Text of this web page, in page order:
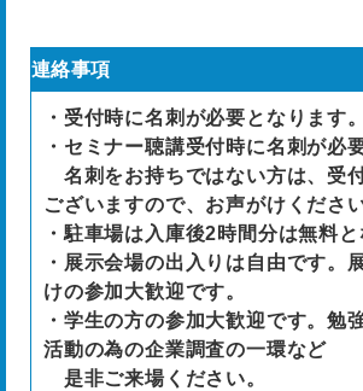
連絡事項
・受付時に名刺が必要となります。
・セミナー聴講受付時に名刺が必
名刺をお持ちではない方は、受
ございますので、お声がけください
・駐車場は入庫後2時間分は無料と
・展示会場の出入りは自由です。
けの参加大歓迎です。
・学生の方の参加大歓迎です。勉
活動の為の企業調査の一環など
是非ご来場ください。